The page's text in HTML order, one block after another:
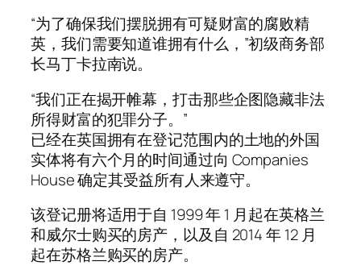
“为了确保我们摆脱拥有可疑财富的腐败精
英，我们需要知道谁拥有什么，”初级商务部
长马丁卡拉南说。
“我们正在揭开帷幕，打击那些企图隐藏非法
所得财富的犯罪分子。”
已经在英国拥有在登记范围内的土地的外国
实体将有六个月的时间通过向 Companies
House 确定其受益所有人来遵守。
该登记册将适用于自 1999 年 1 月起在英格兰
和威尔士购买的房产，以及自 2014 年 12 月
起在苏格兰购买的房产。